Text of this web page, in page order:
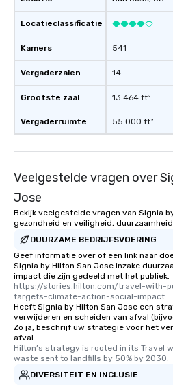
as well as an event photographer.
an evening helicopter ride over the
glittering lights of The Strip. A
Memorable Experience for All Lip
experienced, and all are sure to
remember. Our one-of-a-kind tours
will reminisce about long after they
One of the best reasons to book is
convenient and efficient way the
walking distance of each other. The
short stroll allows your group
members a chance to engage in
networking opportunities before
heading to the next place on your
itinerary. You Get a Dinner and a Show
Our tours offer an exquisite feast
entertainment. All tours include a
knowledgeable, professional guide
Locatieclassificatie
Kamers
Vergaderzalen
Grootste zaal
Vergaderruimte
541
14
13.464 ft²
55.000 ft²
Veelgestelde vragen over
Jose
Bekijk veelgestelde vragen van Signia
gezondheid en veiligheid,
DUURZAME BEDRIJFSVOERING
Geef informatie over of een link naar
Signia by Hilton San Jose inzake
impact die zijn gedeeld met het publiek.
https://stories.hilton.com/travel-with-
targets-climate-action-social-impact
Heeft Signia by Hilton San Jose een
verwijderen en scheiden van afval
Zo ja, beschrijf uw strategie voor het
afval.
Hilton’s strategy is rooted in its Travel
waste sent to landfills by 50% by 2030.
DIVERSITEIT EN INCLUSIE